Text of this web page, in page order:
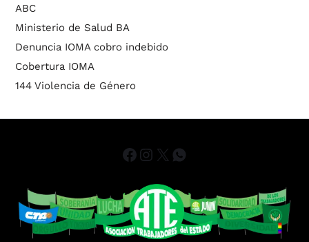
ABC
Ministerio de Salud BA
Denuncia IOMA cobro indebido
Cobertura IOMA
144 Violencia de Género